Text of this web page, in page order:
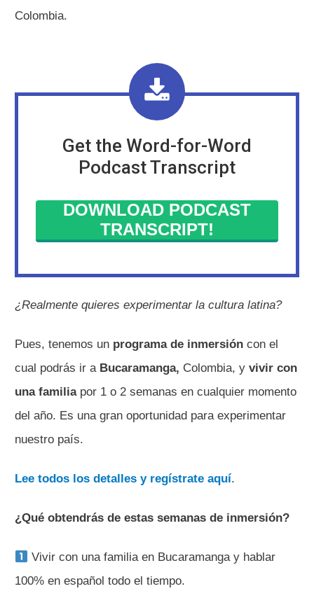
Colombia.
Get the Word-for-Word
Podcast Transcript
DOWNLOAD PODCAST
TRANSCRIPT!
¿Realmente quieres experimentar la cultura latina?
Pues, tenemos un programa de inmersión con el
cual podrás ir a Bucaramanga, Colombia, y vivir con
una familiapor 1 o 2 semanas en cualquier momento
del año. Es una gran oportunidad para experimentar
nuestro país.
Lee todos los detalles y regístrate aquí.
¿Qué obtendrás de estas semanas de inmersión?
Vivir con una familia en Bucaramanga y hablar
100% en español todo el tiempo.